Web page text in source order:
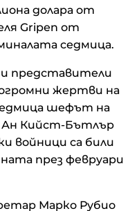
долара от
Gripen от
седмица.
представители
огромни жертви на
шефът на
Ан Кийст-Бътлър
войници са били
през февруари
Марко Рубио